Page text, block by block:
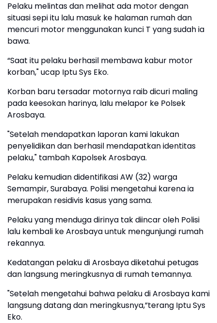
Pelaku melintas dan melihat ada motor dengan
situasi sepi itu lalu masuk ke halaman rumah dan
mencuri motor menggunakan kunci T yang sudah ia
bawa.
“Saat itu pelaku berhasil membawa kabur motor
korban," ucap Iptu Sys Eko.
Korban baru tersadar motornya raib dicuri maling
pada keesokan harinya, lalu melapor ke Polsek
Arosbaya.
"Setelah mendapatkan laporan kami lakukan
penyelidikan dan berhasil mendapatkan identitas
pelaku," tambah Kapolsek Arosbaya.
Pelaku kemudian didentifikasi AW (32) warga
Semampir, Surabaya. Polisi mengetahui karena ia
merupakan residivis kasus yang sama.
Pelaku yang menduga dirinya tak diincar oleh Polisi
lalu kembali ke Arosbaya untuk mengunjungi rumah
rekannya.
Kedatangan pelaku di Arosbaya diketahui petugas
dan langsung meringkusnya di rumah temannya.
"Setelah mengetahui bahwa pelaku di Arosbaya kami
langsung datang dan meringkusnya,”terang Iptu Sys
Eko.